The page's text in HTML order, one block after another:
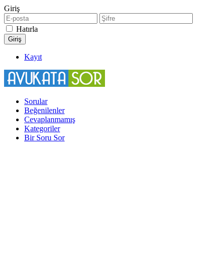
Giriş
Hatırla
Kayıt
Sorular
Beğenilenler
Cevaplanmamış
Kategoriler
Bir Soru Sor